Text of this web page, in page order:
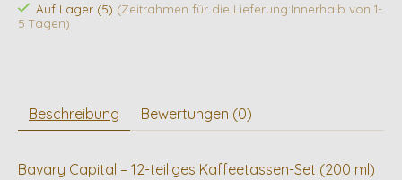
Auf Lager (5) (Zeitrahmen für die Lieferung:Innerhalb von 1-
5 Tagen)
Beschreibung Bewertungen (0)
Bavary Capital – 12-teiliges Kaffeetassen-Set (200 ml)